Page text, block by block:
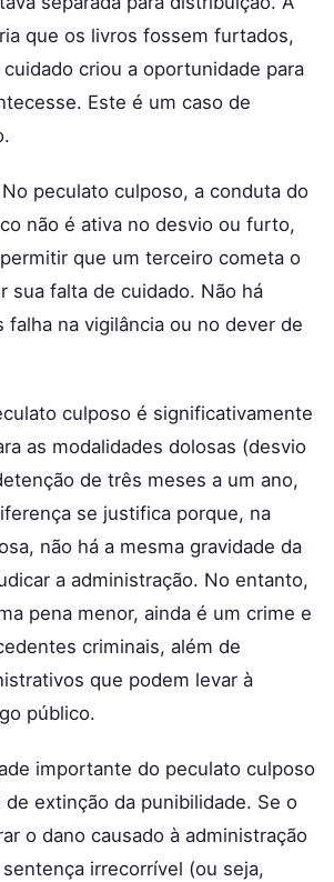
que os livros fossem furtados,
criou a oportunidade para
Este é um caso de
No peculato culposo, a conduta do
não é ativa no desvio ou furto,
que um terceiro cometa o
sua falta de cuidado. Não há
falha na vigilância ou no dever de
culposo é significativamente
as modalidades dolosas (desvio
de três meses a um ano,
se justifica porque, na
não há a mesma gravidade da
a administração. No entanto,
pena menor, ainda é um crime e
criminais, além de
que podem levar à
público.
importante do peculato culposo
extinção da punibilidade. Se o
o dano causado à administração
irrecorrível (ou seja,